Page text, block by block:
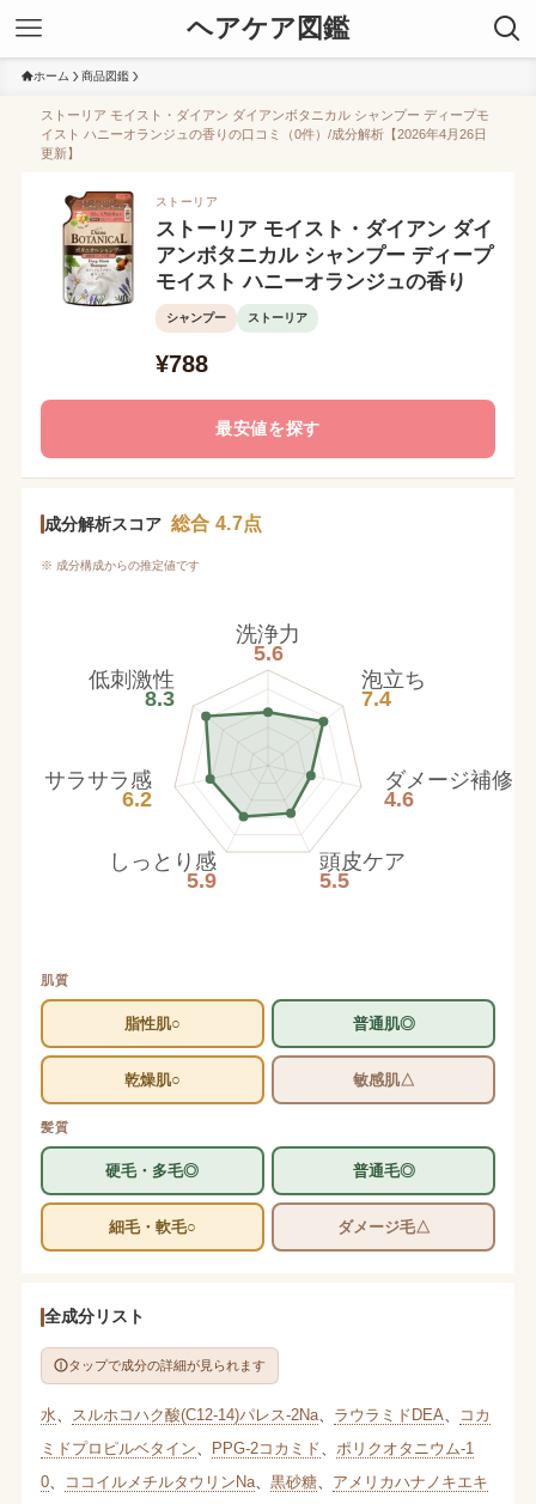
ヘアケア図鑑
ホーム 商品図鑑
ストーリア モイスト・ダイアン ダイアンボタニカル シャンプー ディープモ
イスト ハニーオランジュの香りの口コミ（0件）/成分解析【2026年4月26日
更新】
ストーリア
ストーリア モイスト・ダイアン ダイ
アンボタニカル シャンプー ディープ
モイスト ハニーオランジュの香り
シャンプー ストーリア
¥788
最安値を探す
成分解析スコア 総合 4.7点
※ 成分構成からの推定値です
洗浄力
5.6
泡立ち
7.4
ダメージ補修
4.6
頭皮ケア
5.5
しっとり感
5.9
サラサラ感
6.2
低刺激性
8.3
肌質
脂性肌○ 普通肌◎
乾燥肌○ 敏感肌△
髪質
硬毛・多毛◎ 普通毛◎
細毛・軟毛○ ダメージ毛△
全成分リスト
タップで成分の詳細が見られます
水 スルホコハク酸(C12-14)パレス-2Na、 ラウラミドDEA
コカ
ミドプロピルベタイン
PPG-2コカミド
ポリクオタニウム-1
0、 ココイルメチルタウリンNa、 黒砂糖、 アメリカハナノキエキ